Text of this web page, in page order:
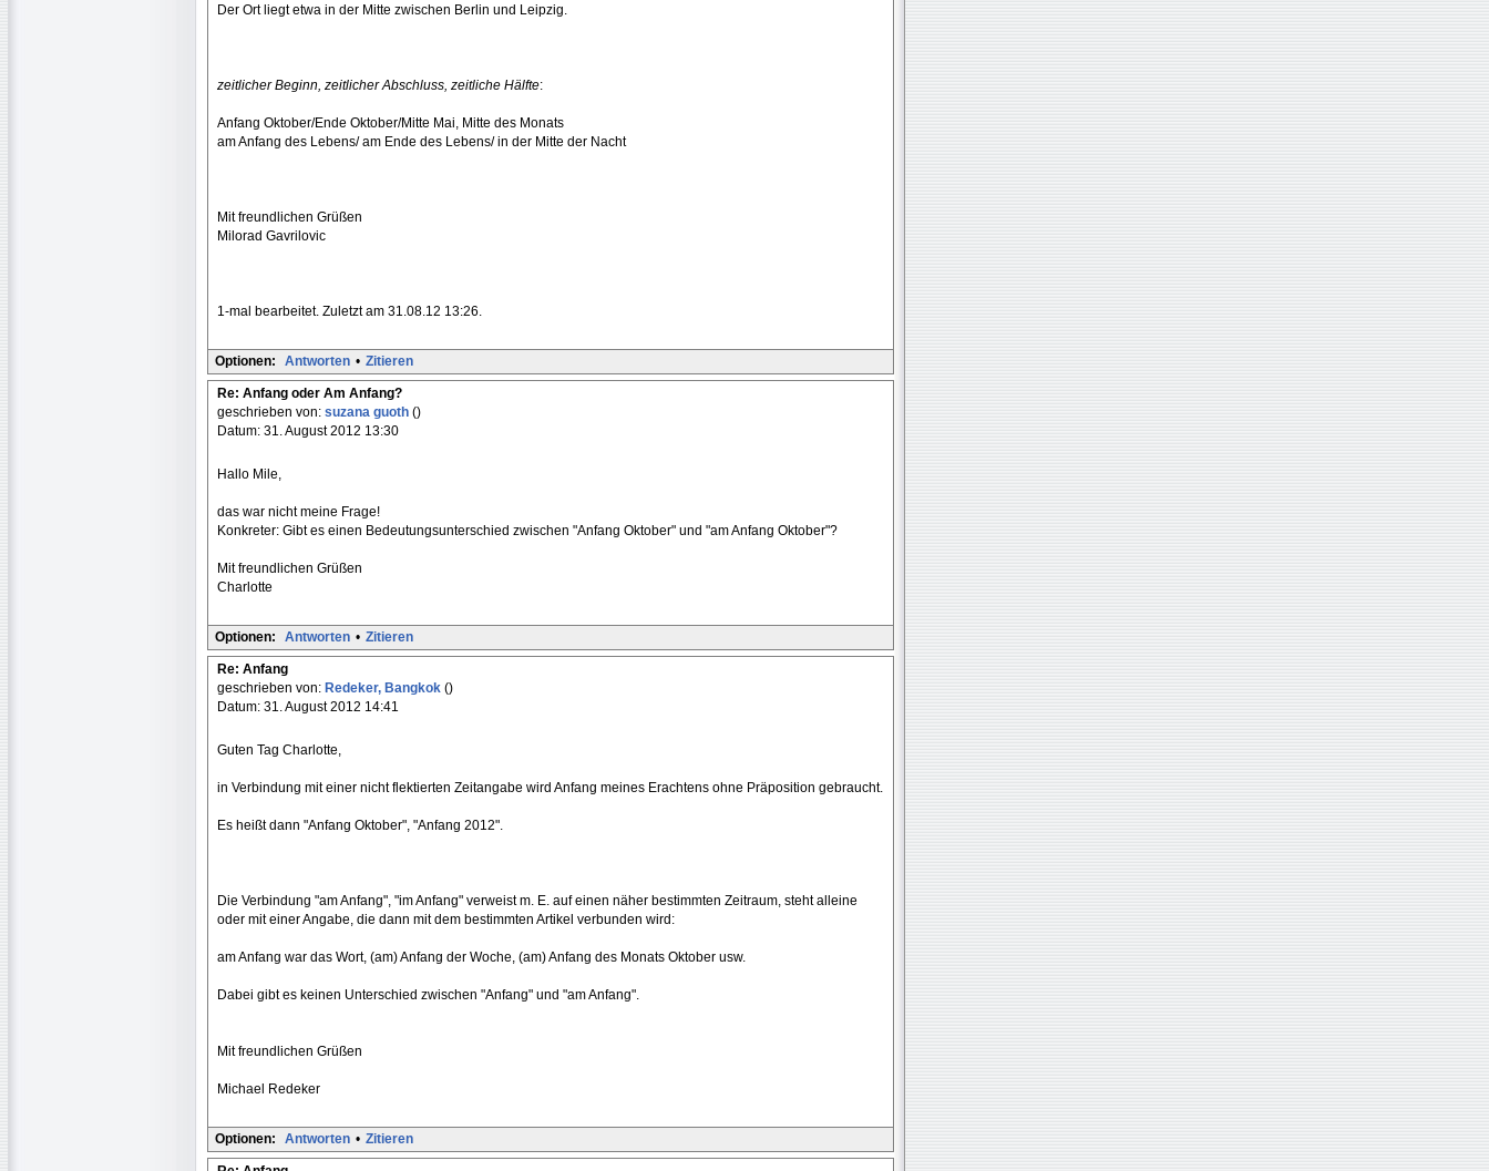
Der Ort liegt etwa in der Mitte zwischen Berlin und Leipzig.
zeitlicher Beginn, zeitlicher Abschluss, zeitliche Hälfte:
Anfang Oktober/Ende Oktober/Mitte Mai, Mitte des Monats
am Anfang des Lebens/ am Ende des Lebens/ in der Mitte der Nacht
Mit freundlichen Grüßen
Milorad Gavrilovic
1-mal bearbeitet. Zuletzt am 31.08.12 13:26.
Optionen: Antworten • Zitieren
Re: Anfang oder Am Anfang?
geschrieben von: suzana guoth ()
Datum: 31. August 2012 13:30
Hallo Mile,
das war nicht meine Frage!
Konkreter: Gibt es einen Bedeutungsunterschied zwischen "Anfang Oktober" und "am Anfang Oktober"?
Mit freundlichen Grüßen
Charlotte
Optionen: Antworten • Zitieren
Re: Anfang
geschrieben von: Redeker, Bangkok ()
Datum: 31. August 2012 14:41
Guten Tag Charlotte,
in Verbindung mit einer nicht flektierten Zeitangabe wird Anfang meines Erachtens ohne Präposition gebraucht.
Es heißt dann "Anfang Oktober", "Anfang 2012".
Die Verbindung "am Anfang", "im Anfang" verweist m. E. auf einen näher bestimmten Zeitraum, steht alleine
oder mit einer Angabe, die dann mit dem bestimmten Artikel verbunden wird:
am Anfang war das Wort, (am) Anfang der Woche, (am) Anfang des Monats Oktober usw.
Dabei gibt es keinen Unterschied zwischen "Anfang" und "am Anfang".
Mit freundlichen Grüßen
Michael Redeker
Optionen: Antworten • Zitieren